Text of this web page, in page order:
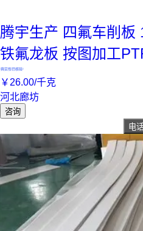
腾宇生产 四氟车削板
铁氟龙板 按图加工
真实性已核验
￥ 26.00/千克
河北廊坊
咨询
电